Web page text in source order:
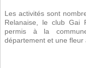
Les activités sont
Relanaise, le club Gai
permis à la
département et une fleur